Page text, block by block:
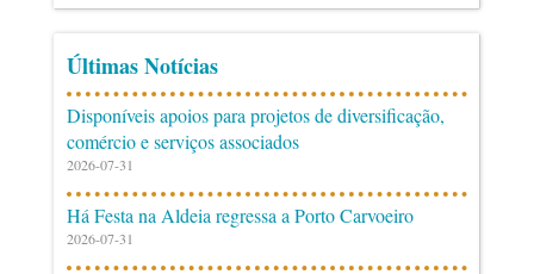
Últimas Notícias
Disponíveis apoios para projetos de diversificação,
comércio e serviços associados
2026-07-31
Há Festa na Aldeia regressa a Porto Carvoeiro
2026-07-31